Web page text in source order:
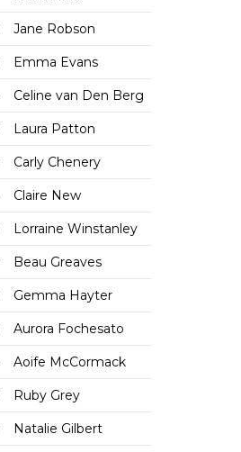
Jane Robson
Emma Evans
Celine van Den Berg
Laura Patton
Carly Chenery
Claire New
Lorraine Winstanley
Beau Greaves
Gemma Hayter
Aurora Fochesato
Aoife McCormack
Ruby Grey
Natalie Gilbert